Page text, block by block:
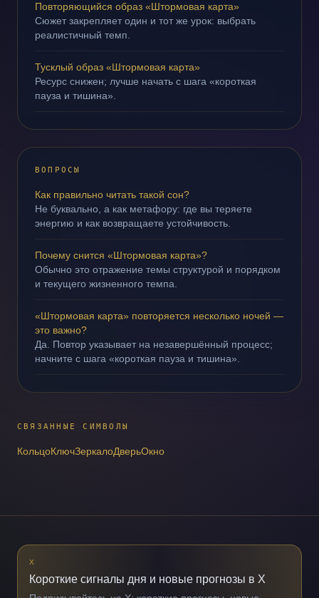
Повторяющийся образ «Штормовая карта»
Сюжет закрепляет один и тот же урок: выбрать
реалистичный темп.
Тусклый образ «Штормовая карта»
Ресурс снижен; лучше начать с шага «короткая
пауза и тишина».
ВОПРОСЫ
Как правильно читать такой сон?
Не буквально, а как метафору: где вы теряете
энергию и как возвращаете устойчивость.
Почему снится «Штормовая карта»?
Обычно это отражение темы структурой и порядком
и текущего жизненного темпа.
«Штормовая карта» повторяется несколько ночей —
это важно?
Да. Повтор указывает на незавершённый процесс;
начните с шага «короткая пауза и тишина».
СВЯЗАННЫЕ СИМВОЛЫ
КольцоКлючЗеркалоДверьОкно
X
Короткие сигналы дня и новые прогнозы в X